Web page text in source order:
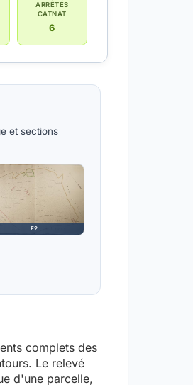
ARRÊTÉS
CATNAT
6
et sections
F2
complets des
Le relevé
d'une parcelle,